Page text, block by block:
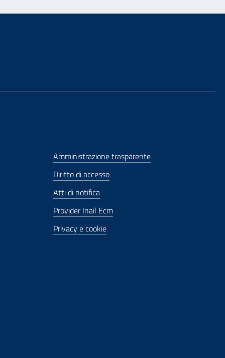
Amministrazione trasparente
Diritto di accesso
Atti di notifica
Provider Inail Ecm
Privacy e cookie